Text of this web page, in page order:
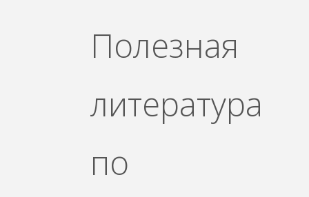
Полезная
литература
по